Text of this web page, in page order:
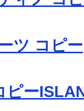
ツ コピー
ピー